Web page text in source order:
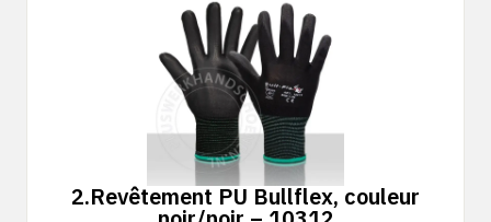
2.Revêtement PU Bullflex, couleur